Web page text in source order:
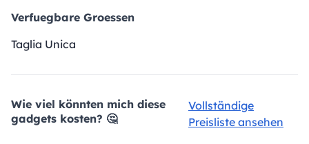
Verfuegbare Groessen
Taglia Unica
Wie viel könnten mich diese
gadgets kosten? 🤔
Vollständige
Preisliste ansehen